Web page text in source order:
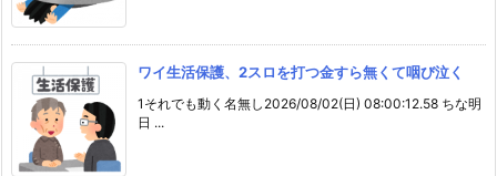
ワイ生活保護、2スロを打つ金すら無くて咽び泣く
1それでも動く名無し2026/08/02(日) 08:00:12.58 ちな明
日 ...